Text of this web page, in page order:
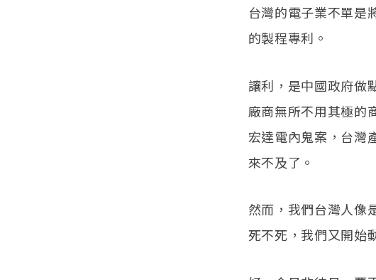
台灣的電子業不單是
的製程專利。
讓利，是中國政府做
廠商無所不用其極的
宏達電內鬼案，台灣
來不及了。
然而，我們台灣人像
死不死，我們又開始